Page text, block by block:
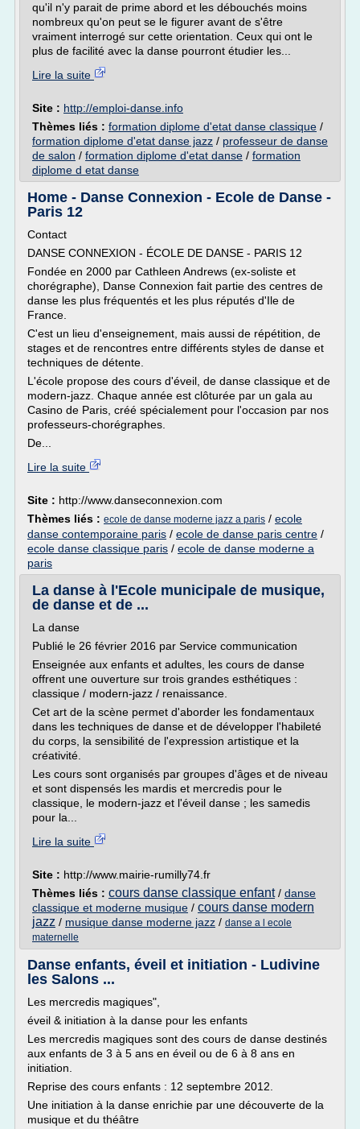
qu'il n'y parait de prime abord et les débouchés moins
nombreux qu'on peut se le figurer avant de s'être
vraiment interrogé sur cette orientation. Ceux qui ont le
plus de facilité avec la danse pourront étudier les...
Lire la suite
Site : http://emploi-danse.info
Thèmes liés : formation diplome d'etat danse classique /
formation diplome d'etat danse jazz / professeur de danse
de salon / formation diplome d'etat danse / formation
diplome d etat danse
Home - Danse Connexion - Ecole de Danse -
Paris 12
Contact
DANSE CONNEXION - ÉCOLE DE DANSE - PARIS 12
Fondée en 2000 par Cathleen Andrews (ex-soliste et
chorégraphe), Danse Connexion fait partie des centres de
danse les plus fréquentés et les plus réputés d'Ile de
France.
C'est un lieu d'enseignement, mais aussi de répétition, de
stages et de rencontres entre différents styles de danse et
techniques de détente.
L'école propose des cours d'éveil, de danse classique et de
modern-jazz. Chaque année est clôturée par un gala au
Casino de Paris, créé spécialement pour l'occasion par nos
professeurs-chorégraphes.
De...
Lire la suite
Site : http://www.danseconnexion.com
Thèmes liés : ecole de danse moderne jazz a paris / ecole
danse contemporaine paris / ecole de danse paris centre /
ecole danse classique paris / ecole de danse moderne a
paris
La danse à l'Ecole municipale de musique,
de danse et de ...
La danse
Publié le 26 février 2016 par Service communication
Enseignée aux enfants et adultes, les cours de danse
offrent une ouverture sur trois grandes esthétiques :
classique / modern-jazz / renaissance.
Cet art de la scène permet d'aborder les fondamentaux
dans les techniques de danse et de développer l'habileté
du corps, la sensibilité de l'expression artistique et la
créativité.
Les cours sont organisés par groupes d'âges et de niveau
et sont dispensés les mardis et mercredis pour le
classique, le modern-jazz et l'éveil danse ; les samedis
pour la...
Lire la suite
Site : http://www.mairie-rumilly74.fr
Thèmes liés : cours danse classique enfant/ danse
classique et moderne musique / cours danse modern
jazz / musique danse moderne jazz / danse a l ecole
maternelle
Danse enfants, éveil et initiation - Ludivine
les Salons ...
Les mercredis magiques",
éveil & initiation à la danse pour les enfants
Les mercredis magiques sont des cours de danse destinés
aux enfants de 3 à 5 ans en éveil ou de 6 à 8 ans en
initiation.
Reprise des cours enfants : 12 septembre 2012.
Une initiation à la danse enrichie par une découverte de la
musique et du théâtre